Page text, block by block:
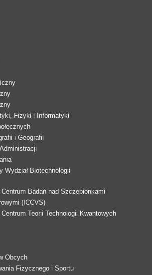
Fizyki i Informatyki
i Geografii
Wydział Biotechnologii
Badań nad Szczepionkami
(ICCVS)
Teorii Technologii Kwantowych
Obcych
Fizycznego i Sportu